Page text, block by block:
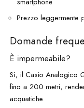
Prezzo leggermente
Domande
È impermeabile?
Sì, il Casio Analogico
fino a 200 metri,
acquatiche.